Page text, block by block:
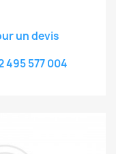
un devis
495 577 004